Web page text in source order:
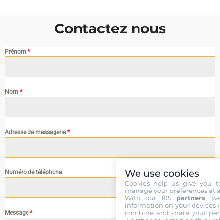
Contactez nous
Prénom *
Nom *
Adresse de messagerie*
Numéro de téléphone
Message*
We use cookies
Cookies help us give you
manage your preferences at
With our 105 partners,
information on your devices
combine and share your